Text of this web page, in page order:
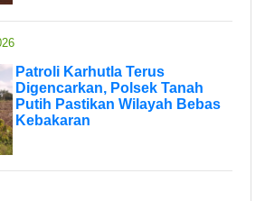
Patroli Karhutla Terus
Digencarkan, Polsek Tanah
Putih Pastikan Wilayah Bebas
Kebakaran